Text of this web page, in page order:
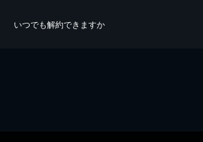
いつでも解約できますか